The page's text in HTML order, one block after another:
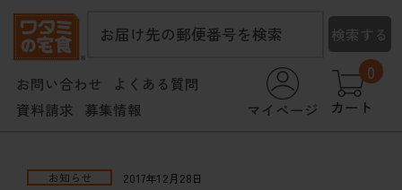
お届け先の郵便番号を検索 検索する
お問い合わせ
よくある質問
資料請求
募集情報 マイページ カート
0
お知らせ 2017年12月28日